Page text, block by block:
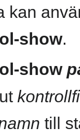
kan
show.
show
till